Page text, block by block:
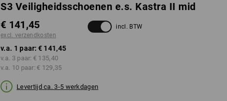
S3 Veiligheidsschoenen e.s. Kastra II mid
€ 141,45
excl. verzendkosten
incl. BTW
v.a. 1 paar: € 141,45
v.a. 3 paar: € 135,40
v.a. 10 paar: € 129,35
Levertijd ca. 3-5 werkdagen